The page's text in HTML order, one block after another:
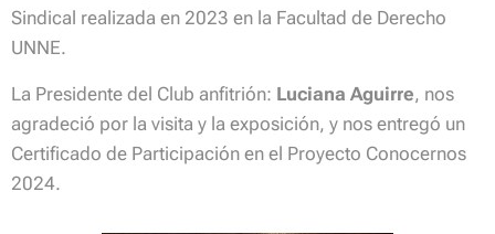
Sindical realizada en 2023 en la Facultad de Derecho
UNNE.
La Presidente del Club anfitrión: Luciana Aguirre, nos
agradeció por la visita y la exposición, y nos entregó un
Certificado de Participación en el Proyecto Conocernos
2024.